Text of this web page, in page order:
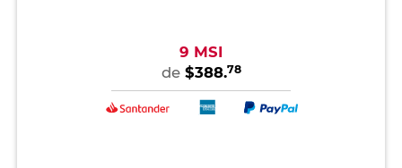
9 MSI
de $388.78